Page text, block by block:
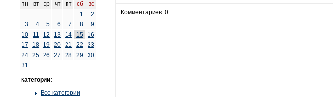
пн вт ср чт пт сб
вс
1
2
3
4 5 6 7 8
9
10
11 12 13 14 15
16
17
18 19 20 21 22
23
24 25 26 27 28 29
30
31
Категории:
Все категории
Комментариев: 0